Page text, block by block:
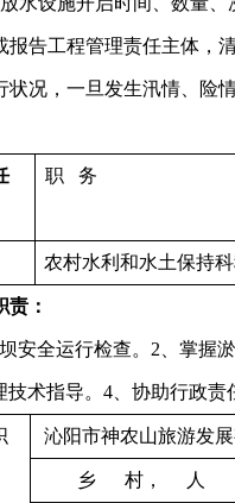
报告工程管理责任主体，
状况，一旦发生汛情、险
职 务
农村水利和水土保持
责：
安全运行检查。2、掌握
技术指导。4、协助行政责
沁阳市神农山旅游发
乡 村， 人 负